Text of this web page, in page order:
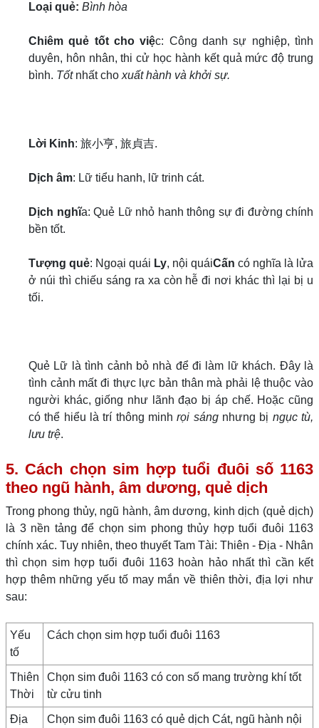
Loại quẻ: Bình hòa
Chiêm quẻ tốt cho việc: Công danh sự nghiệp, tình
duyên, hôn nhân, thi cử học hành kết quả mức độ trung
bình. Tốtnhất cho xuất hành và khởi sự.
Lời Kinh: 旅小亨, 旅貞吉.
Dịch âm: Lữ tiểu hanh, lữ trinh cát.
Dịch nghĩa: Quẻ Lữ nhỏ hanh thông sự đi đường chính
bền tốt.
Tượng quẻ: Ngoại quái Ly, nội quáiCấn có nghĩa là lửa
ở núi thì chiếu sáng ra xa còn hễ đi nơi khác thì lại bị u
tối.
Quẻ Lữ là tình cảnh bỏ nhà để đi làm lữ khách. Đây là
tình cảnh mất đi thực lực bản thân mà phải lệ thuộc vào
người khác, giống như lãnh đạo bị áp chế. Hoặc cũng
có thể hiểu là trí thông minhrọi sángnhưng bị ngục tù,
lưu trệ.
5. Cách chọn sim hợp tuổi đuôi số 1163
theo ngũ hành, âm dương, quẻ dịch
Trong phong thủy, ngũ hành, âm dương, kinh dịch (quẻ dịch)
là 3 nền tảng để chọn sim phong thủy hợp tuổi đuôi 1163
chính xác. Tuy nhiên, theo thuyết Tam Tài: Thiên - Địa - Nhân
thì chọn sim hợp tuổi đuôi 1163 hoàn hảo nhất thì cần kết
hợp thêm những yếu tố may mắn về thiên thời, địa lợi như
sau:
Yếu
tố
Cách chọn sim hợp tuổi đuôi 1163
Thiên
Thời
Chọn sim đuôi 1163 có con số mang trường khí tốt
từ cửu tinh
Địa
Chọn sim đuôi 1163 có quẻ dịch Cát, ngũ hành nội